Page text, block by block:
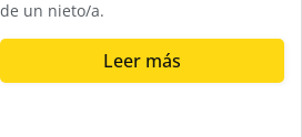
de un nieto/a.
Leer más